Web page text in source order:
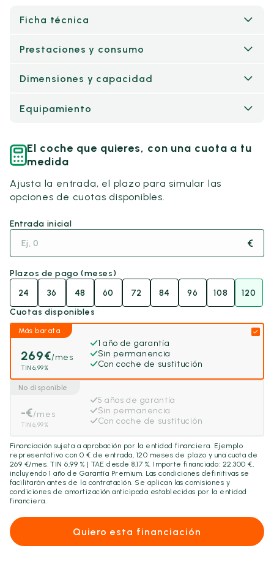
Ficha técnica
Prestaciones y consumo
Dimensiones y capacidad
Equipamiento
El coche que quieres, con una cuota a tu
medida
Ajusta la entrada, el plazo para simular las
opciones de cuotas disponibles.
Entrada inicial
€
Plazos de pago (meses)
24
36 48 60 72 84 96 108
120
Cuotas disponibles
Más barata
269€/mes
TIN 6,99%
1 año de garantía
Sin permanencia
Con coche de sustitución
No disponible
-€/mes
TIN 6,99%
5 años de garantía
Sin permanencia
Con coche de sustitución
Financiación sujeta a aprobación por la entidad financiera. Ejemplo
representativo con0 € de entrada, 120 meses de plazo y una cuota de
269 €/mes. TIN 6,99 % | TAE desde 8,17 %. Importe financiado: 22.300 €,
incluyendo1 año de Garantía Premium. Las condiciones definitivas se
facilitarán antes de la contratación. Se aplican las comisiones y
condiciones de amortización anticipada establecidas por la entidad
financiera.
Quiero esta financiación